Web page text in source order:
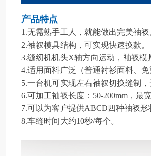
产品特点
1.无需熟手工人，就能做出完美袖衩
2.袖衩模具结构，可实现快速换款。
3.缝纫机机头X轴方向运动，袖衩
4.适用面料广泛（普通衬衫面料、
5.一台机可实现左右袖衩切换缝制，
6.可加工袖衩长度：50-200mm，最
7.可以为客户提供ABCD四种袖衩形
8.车缝时间大约10秒/每个。